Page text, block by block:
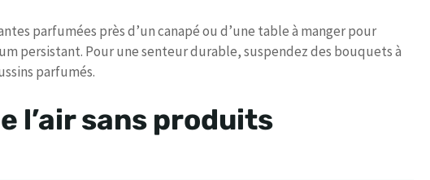
parfumées près d’un canapé ou d’une table à manger pour
persistant. Pour une senteur durable, suspendez des bouquets à
parfumés.
l’air sans produits